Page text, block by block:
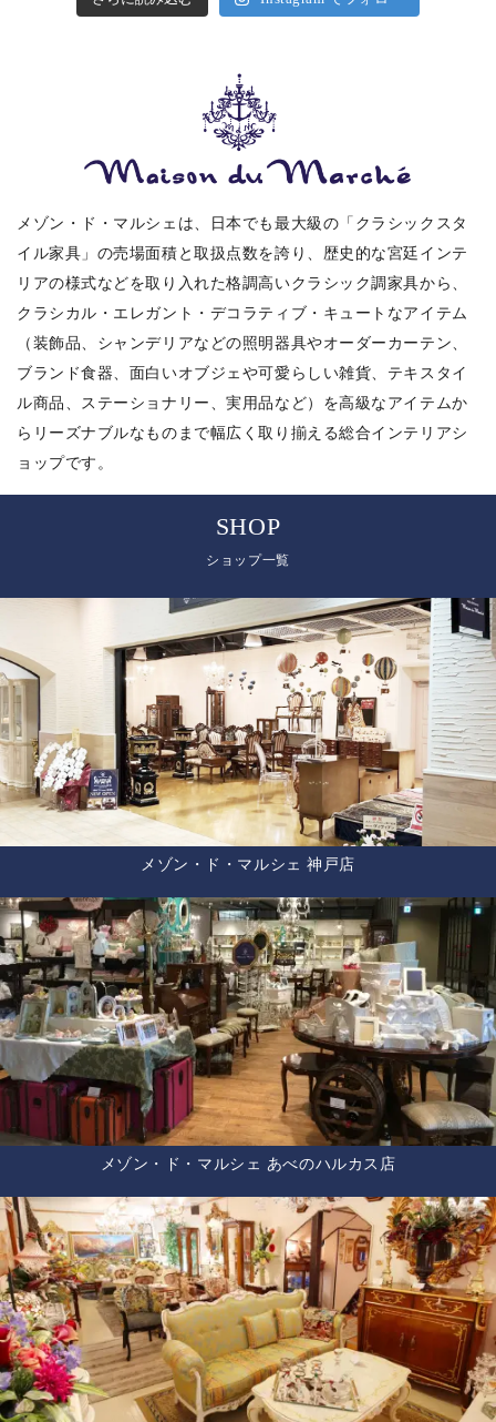
メゾン・ド・マルシェは、日本でも最大級の「クラシックスタ
イル家具」の売場面積と取扱点数を誇り、歴史的な宮廷インテ
リアの様式などを取り入れた格調高いクラシック調家具から、
クラシカル・エレガント・デコラティブ・キュートなアイテム
（装飾品、シャンデリアなどの照明器具やオーダーカーテン、
ブランド食器、面白いオブジェや可愛らしい雑貨、テキスタイ
ル商品、ステーショナリー、実用品など）を高級なアイテムか
らリーズナブルなものまで幅広く取り揃える総合インテリアシ
ョップです。
SHOP
ショップ一覧
メゾン・ド・マルシェ 神戸店
メゾン・ド・マルシェ あべのハルカス店